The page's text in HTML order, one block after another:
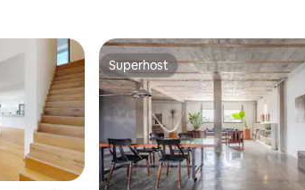
Superhost
Superhost